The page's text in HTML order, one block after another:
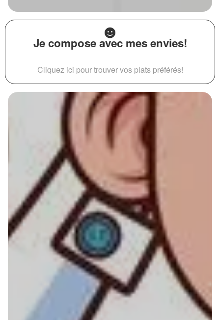
Je compose avec mes envies!
Cliquez ici pour trouver vos plats préférés!